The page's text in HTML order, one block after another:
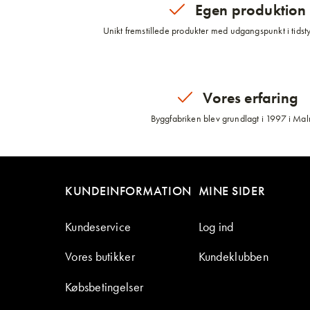
Egen produktion
Unikt fremstillede produkter med udgangspunkt i
Vores erfaring
Byggfabriken blev grundlagt i 1997 i
KUNDEINFORMATION
Kundeservice
Vores butikker
Købsbetingelser
MINE SIDER
Log ind
Kundeklubben